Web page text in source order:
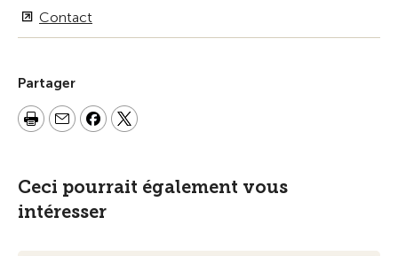
Contact
Partager
Ceci pourrait également vous
intéresser